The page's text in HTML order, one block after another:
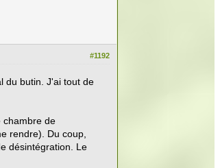
#1192
du butin. J'ai tout de
chambre de
rendre). Du coup,
désintégration. Le